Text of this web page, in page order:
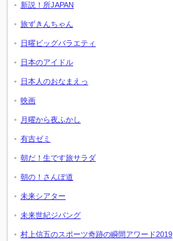
新説！所JAPAN
旅ずきんちゃん
日曜ビッグバラエティ
日本のアイドル
日本人のおなまえっ
映画
月曜から夜ふかし
有吉ゼミ
朝だ！生です旅サラダ
朝の！さんぽ道
未来シアター
未来世紀ジパング
村上信五のスポーツ奇跡の瞬間アワード2019